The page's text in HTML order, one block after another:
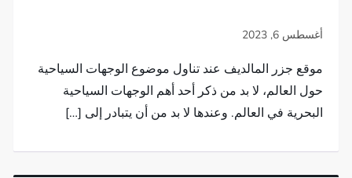
موقع جزر المالديف عند تناول موضوع الوجهات السياحية
حول العالم، لا بد من ذكر أحد أهم الوجهات السياحية
البحرية في العالم. وعندها لا بد من أن يتبادر إلى […]